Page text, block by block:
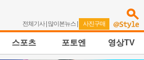
전체기사| 많이본뉴스 | 사진구매
스포츠 포토엔 영상TV